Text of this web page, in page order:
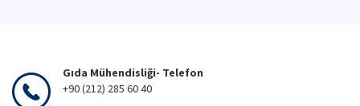
Gıda Mühendisliği- Telefon
+90 (212) 285 60 40